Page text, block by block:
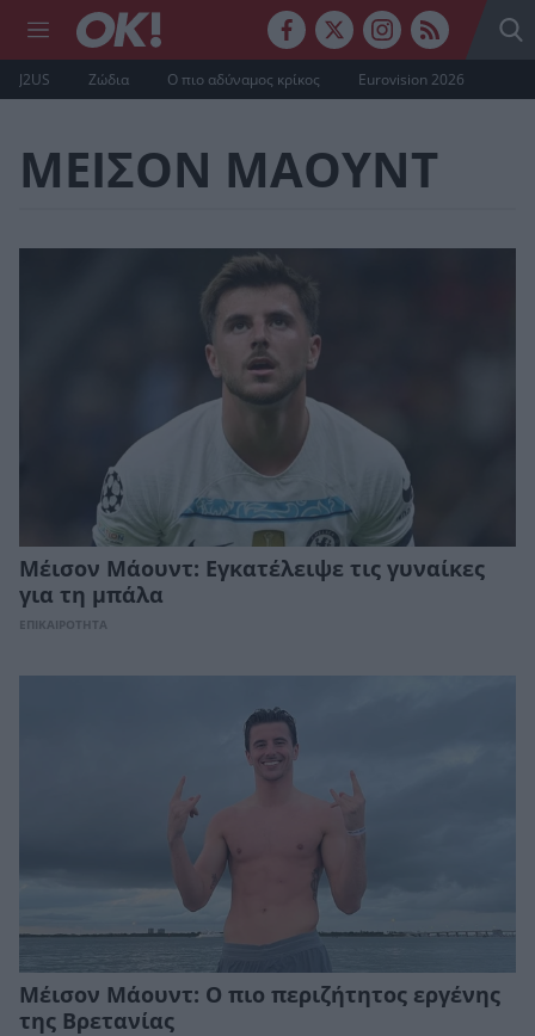
J2US Ζώδια Ο πιο αδύναμος κρίκος Eurovision 2026
ΜΕΙΣΟΝ ΜΑΟΥΝΤ
Mέισον Μάουντ: Εγκατέλειψε τις γυναίκες
για τη μπάλα
ΕΠΙΚΑΙΡΟΤΗΤΑ
Μέισον Μάουντ: Ο πιο περιζήτητος εργένης
της Βρετανίας